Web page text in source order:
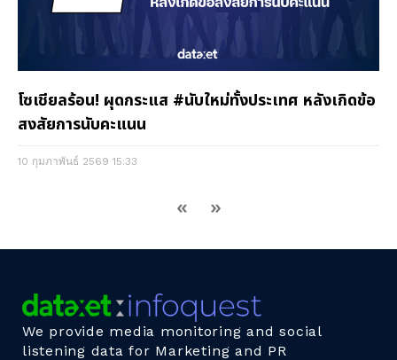
โซเชียลร้อน! ผุดกระแส #นับใหม่ทั้งประเทศ หลังเกิดข้อ
สงสัยการนับคะแนน
10 กุมภาพันธ์ 2569 15:33
« »
We provide media monitoring and social
listening data for Marketing and PR